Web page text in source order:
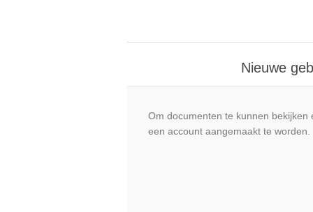
Nieuwe
Om documenten te kunnen bekijken
een account aangemaakt te worden.